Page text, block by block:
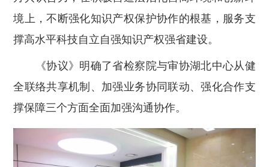
境上，不断强化知识产权保护协作的根基，服务支
撑高水平科技自立自强知识产权强省建设。
《协议》明确了省检察院与审协湖北中心从健
全联络共享机制、加强业务协同联动、强化合作支
撑保障三个方面全面加强沟通协作。